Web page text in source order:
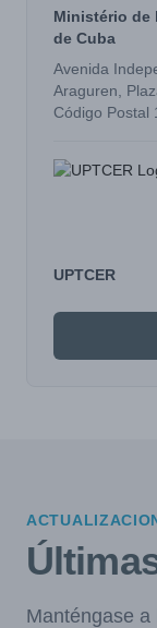
Ministério de
de Cuba
Avenida
Araguren,
Código Postal
UPTCER
Manténgase